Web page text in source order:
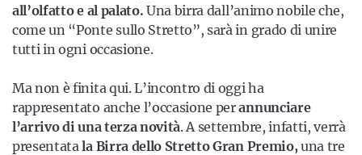
all’olfatto e al palato. Una birra dall’animo nobile che,
come un “Ponte sullo Stretto”, sarà in grado di unire
tutti in ogni occasione.
Ma non è finita qui. L’incontro di oggi ha
rappresentato anche l’occasione perannunciare
l’arrivo di una terza novità. A settembre, infatti, verrà
presentatala Birra dello Stretto Gran Premio,una tre